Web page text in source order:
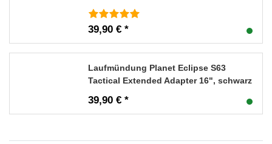
39,90 € *
Laufmündung Planet Eclipse S63
Tactical Extended Adapter 16", schwarz
39,90 € *